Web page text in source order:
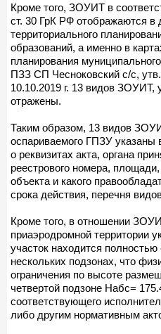
Кроме того, ЗОУИТ в
ст. 30 ГрК РФ отображаются в
территориального
образований, а именно в
планирования
ПЗЗ СП Чесноковский с/с,
10.10.2019 г. 13 видов ЗОУИТ,
отражены.
Таким образом, 13 видов
оспариваемого ГПЗУ указаны
о реквизитах акта, органа
реестрового номера,
объекта и какого
срока действия, перечня
Кроме того, в отношении
приаэродромной территории
участок находится
нескольких подзонах, что
ограничения по высоте
четвертой подзоне Набс=
соответствующего
либо другим нормативным